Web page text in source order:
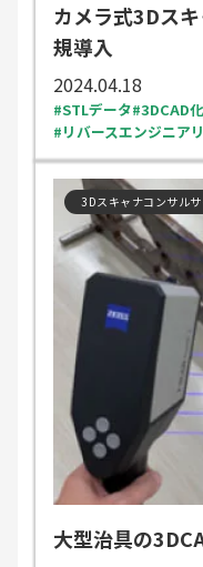
カメラ式3Dス
規導入
2024.04.18
STLデータ 3DCAD化
リバースエンジニア
3Dスキャナコンサル
大型治具の